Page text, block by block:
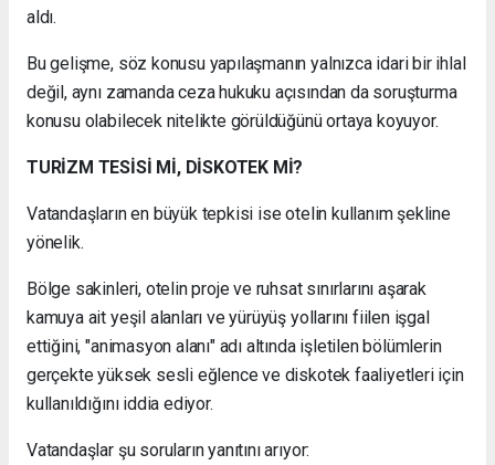
aldı.
Bu gelişme, söz konusu yapılaşmanın yalnızca idari bir ihlal
değil, aynı zamanda ceza hukuku açısından da soruşturma
konusu olabilecek nitelikte görüldüğünü ortaya koyuyor.
TURİZM TESİSİ Mİ, DİSKOTEK Mİ?
Vatandaşların en büyük tepkisi ise otelin kullanım şekline
yönelik.
Bölge sakinleri, otelin proje ve ruhsat sınırlarını aşarak
kamuya ait yeşil alanları ve yürüyüş yollarını fiilen işgal
ettiğini, "animasyon alanı" adı altında işletilen bölümlerin
gerçekte yüksek sesli eğlence ve diskotek faaliyetleri için
kullanıldığını iddia ediyor.
Vatandaşlar şu soruların yanıtını arıyor: